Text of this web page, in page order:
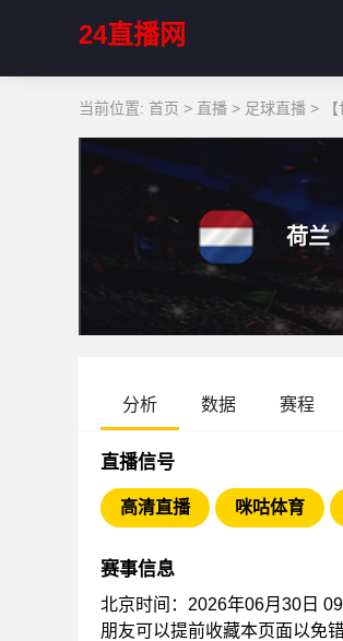
24直播网
当前位置: 首页 > 直播 > 足球直播 >
荷兰
分析 数据 赛程
直播信号
高清直播 咪咕体育
赛事信息
北京时间：2026年06月30日
朋友可以提前收藏本页面以免